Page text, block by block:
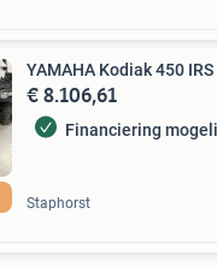
YAMAHA Kodiak 450
€ 8.106,61
Financiering
Staphorst